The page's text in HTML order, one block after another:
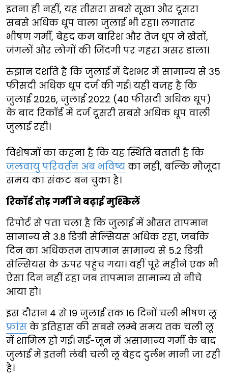
इतना ही नहीं, यह तीसरा सबसे सूखा और दूसरा
सबसे अधिक धूप वाला जुलाई भी रहा। लगातार
भीषण गर्मी, बेहद कम बारिश और तेज धूप ने खेतों,
जंगलों और लोगों की जिंदगी पर गहरा असर डाला।
रुझान दर्शाते हैं कि जुलाई में देशभर में सामान्य से 35
फीसदी अधिक धूप दर्ज की गई। यही वजह है कि
जुलाई 2026, जुलाई 2022 (40 फीसदी अधिक धूप)
के बाद रिकॉर्ड में दर्ज दूसरी सबसे अधिक धूप वाली
जुलाई रही।
विशेषज्ञों का कहना है कि यह स्थिति बताती है कि
जलवायु परिवर्तन अब भविष्य का नहीं, बल्कि मौजूदा
समय का संकट बन चुका है।
रिकॉर्ड तोड़ गर्मी ने बढ़ाई मुश्किलें
रिपोर्ट से पता चला है कि जुलाई में औसत तापमान
सामान्य से 3.8 डिग्री सेल्सियस अधिक रहा, जबकि
दिन का अधिकतम तापमान सामान्य से 5.2 डिग्री
सेल्सियस के ऊपर पहुंच गया। वहीं पूरे महीने एक भी
ऐसा दिन नहीं रहा जब तापमान सामान्य से नीचे
आया हो।
इस दौरान 4 से 19 जुलाई तक 16 दिनों चली भीषण लू
फ्रांस के इतिहास की सबसे लम्बे समय तक चली लू
में शामिल हो गई। मई-जून में असामान्य गर्मी के बाद
जुलाई में इतनी लंबी चली लू बेहद दुर्लभ मानी जा रही
है।